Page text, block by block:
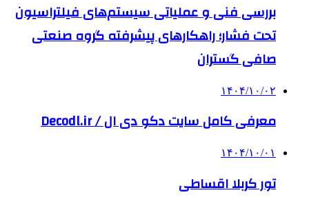
بررسی فنی و عملیاتی سیستم‌های فیلتراسیون
تحت فشار؛ راهکارهای پیشرفته گروه صنعتی
صافی گستران
۱۴۰۴/۱۰/۰۲
معرفی کامل سایت دکو دی ال / Decodl.ir
۱۴۰۴/۱۰/۰۱
تور کربلا اقساطی